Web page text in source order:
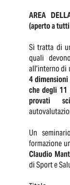
AREA
(aperto a
Si tratta di
quali
all’interno di
4
che degli 11
provati
Un
formazione
Claudio
di Sport e